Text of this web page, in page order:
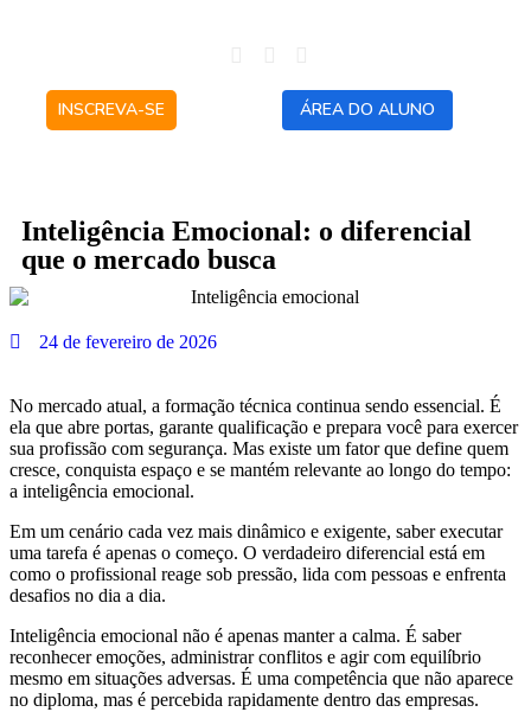
INSCREVA-SE ÁREA DO ALUNO
Inteligência Emocional: o diferencial
que o mercado busca
24 de fevereiro de 2026
No mercado atual, a formação técnica continua sendo essencial. É
ela que abre portas, garante qualificação e prepara você para exercer
sua profissão com segurança. Mas existe um fator que define quem
cresce, conquista espaço e se mantém relevante ao longo do tempo:
a inteligência emocional.
Em um cenário cada vez mais dinâmico e exigente, saber executar
uma tarefa é apenas o começo. O verdadeiro diferencial está em
como o profissional reage sob pressão, lida com pessoas e enfrenta
desafios no dia a dia.
Inteligência emocional não é apenas manter a calma. É saber
reconhecer emoções, administrar conflitos e agir com equilíbrio
mesmo em situações adversas. É uma competência que não aparece
no diploma, mas é percebida rapidamente dentro das empresas.